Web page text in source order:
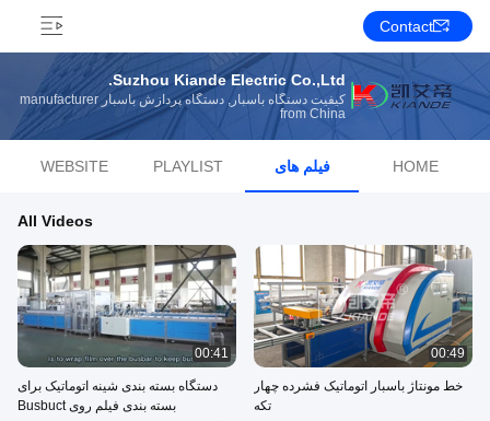
Contact
Suzhou Kiande Electric Co.,Ltd.
کیفیت دستگاه باسبار, دستگاه پردازش باسبار manufacturer
from China
HOME فیلم های PLAYLIST
WEBSITE
All Videos
00:49
خط مونتاژ باسبار اتوماتیک فشرده چهار
تکه
00:41
دستگاه بسته بندی شینه اتوماتیک برای
بسته بندی فیلم روی Busbuct